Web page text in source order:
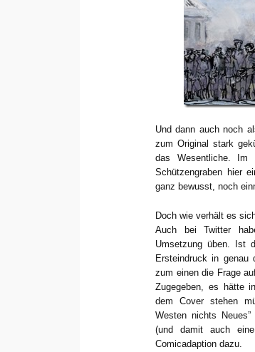
Und dann auch noch
zum Original stark
das Wesentliche. Im
Schützengraben hier
ganz bewusst, noch
Doch wie verhält es
Auch bei Twitter
Umsetzung üben. Ist
Ersteindruck in genau
zum einen die Frage
Zugegeben, es hätte
dem Cover stehen
Westen nichts
(und damit auch
Comicadaption dazu.